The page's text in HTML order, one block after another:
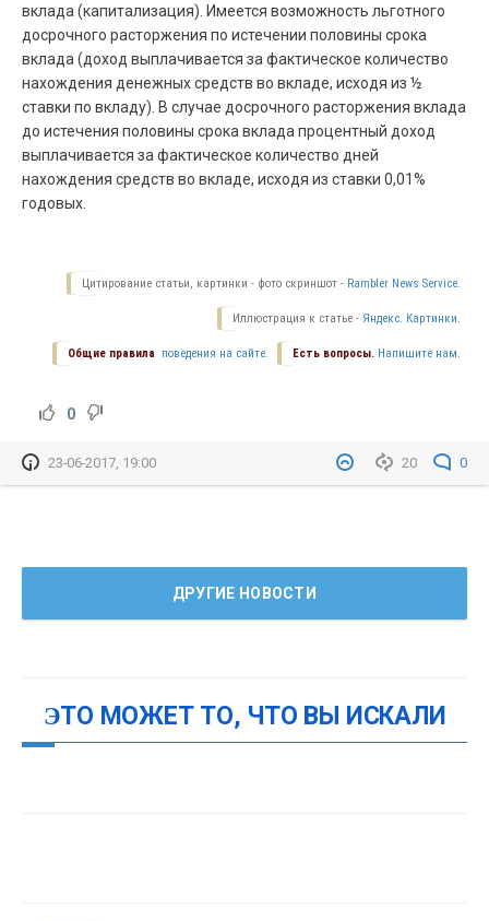
вклада (капитализация). Имеется возможность льготного
досрочного расторжения по истечении половины срока
вклада (доход выплачивается за фактическое количество
нахождения денежных средств во вкладе, исходя из ½
ставки по вкладу). В случае досрочного расторжения вклада
до истечения половины срока вклада процентный доход
выплачивается за фактическое количество дней
нахождения средств во вкладе, исходя из ставки 0,01%
годовых.
Цитирование статьи, картинки - фото скриншот - Rambler News Service.
Иллюстрация к статье - Яндекс. Картинки.
Есть вопросы. Напишите нам.
Общие правила поведения на сайте.
0
20 0
23-06-2017, 19:00
ДРУГИЕ НОВОСТИ
ЭТО МОЖЕТ ТО, ЧТО ВЫ ИСКАЛИ